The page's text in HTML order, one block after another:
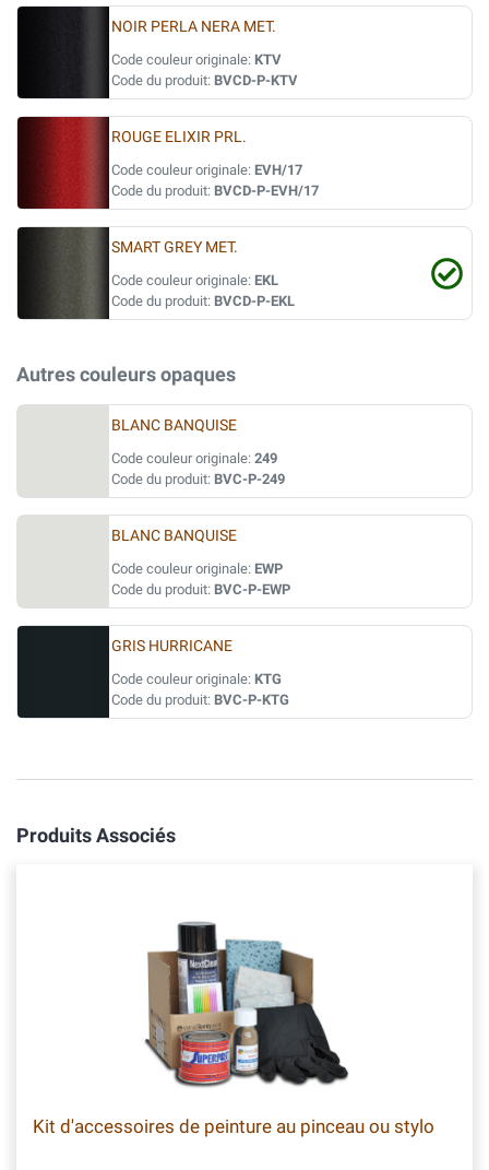
NOIR PERLA NERA MET.
Code couleur originale: KTV
Code du produit: BVCD-P-KTV
ROUGE ELIXIR PRL.
Code couleur originale: EVH/17
Code du produit: BVCD-P-EVH/17
SMART GREY MET.
Code couleur originale: EKL
Code du produit: BVCD-P-EKL
Autres couleurs opaques
BLANC BANQUISE
Code couleur originale: 249
Code du produit: BVC-P-249
BLANC BANQUISE
Code couleur originale: EWP
Code du produit: BVC-P-EWP
GRIS HURRICANE
Code couleur originale: KTG
Code du produit: BVC-P-KTG
Produits Associés
Kit d'accessoires de peinture au pinceau ou stylo